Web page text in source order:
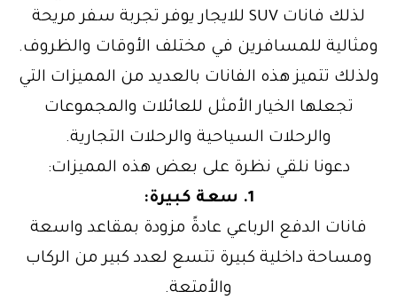
لذلك فانات SUV للايجار يوفر تجربة سفر مريحة
ومثالية للمسافرين في مختلف الأوقات والظروف.
ولذلك تتميز هذه الفانات بالعديد من المميزات التي
تجعلها الخيار الأمثل للعائلات والمجموعات
والرحلات السياحية والرحلات التجارية.
دعونا نلقي نظرة على بعض هذه المميزات:
1. سعة كبيرة:
فانات الدفع الرباعي عادةً مزودة بمقاعد واسعة
ومساحة داخلية كبيرة تتسع لعدد كبير من الركاب
والأمتعة.